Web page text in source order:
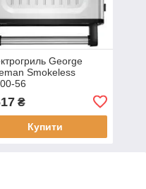
George
Smokeless
56
₴
Купити